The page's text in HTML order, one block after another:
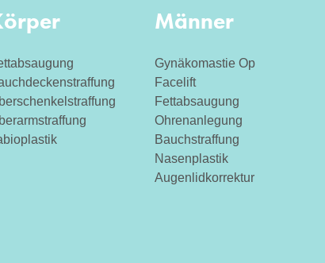
Männer
Gynäkomastie Op
Facelift
Fettabsaugung
Ohrenanlegung
Bauchstraffung
Nasenplastik
Augenlidkorrektur